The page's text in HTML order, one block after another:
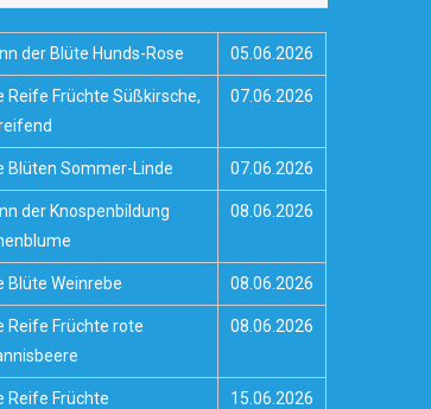
der Blüte Hunds-Rose 05.06.2026
Reife Früchte Süßkirsche,
07.06.2026
Blüten Sommer-Linde 07.06.2026
der Knospenbildung
08.06.2026
Blüte Weinrebe 08.06.2026
Reife Früchte rote
08.06.2026
Reife Früchte
15.06.2026